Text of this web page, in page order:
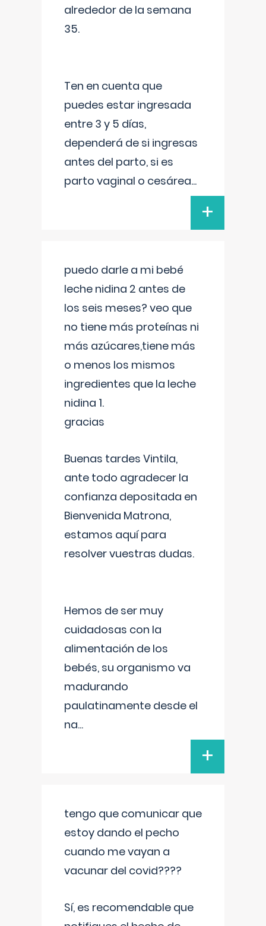
alrededor de la semana
35.
Ten en cuenta que
puedes estar ingresada
entre 3 y 5 días,
dependerá de si ingresas
antes del parto, si es
parto vaginal o cesárea...
+
puedo darle a mi bebé
leche nidina 2 antes de
los seis meses? veo que
no tiene más proteínas ni
más azúcares,tiene más
o menos los mismos
ingredientes que la leche
nidina 1.
gracias
Buenas tardes Vintila,
ante todo agradecer la
confianza depositada en
Bienvenida Matrona,
estamos aquí para
resolver vuestras dudas.
Hemos de ser muy
cuidadosas con la
alimentación de los
bebés, su organismo va
madurando
paulatinamente desde el
na...
+
tengo que comunicar que
estoy dando el pecho
cuando me vayan a
vacunar del covid????
Sí, es recomendable que